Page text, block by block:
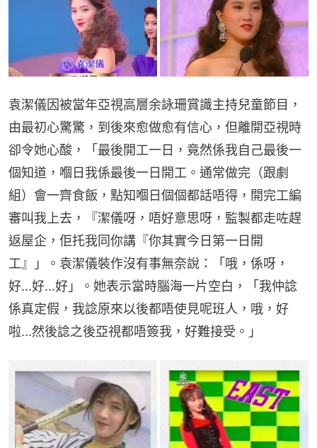
袁潔儀因被當年亞視高層余詠珊賞識主持兒童節目，
由最初心驚驚，到後來愈做愈有信心，但離開亞視時
卻令她心酸，「最後開工一日，竟然係我自己最後一
個知道，嗰日我係最後一日開工。通常做完（跟劇
組）會一齊食飯，點知嗰日個個都話唔得，開完工編
審叫我上去，『潔儀呀，唔好意思呀，監製都走咗趕
返屋企，佢托我同你講『你其實今日第一日開
工』」。袁潔儀裝作沒有事無奈說：「哦，係呀，
好...好...好」。她表示當時腦海一片空白，「我仲諗
係真定假，我諗原來以後都唔使見呢班人，哦，好
啦...然後諗之後亞視都唔簽我，好難接受。」